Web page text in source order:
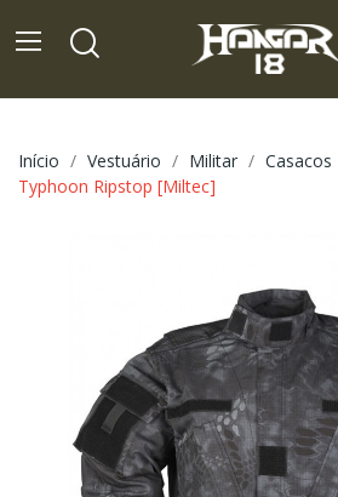
Início Vestuário Militar Casacos
Typhoon Ripstop [Miltec]